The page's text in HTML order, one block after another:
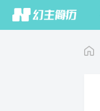
首页